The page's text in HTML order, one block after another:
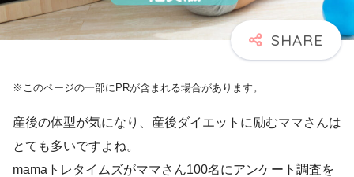
※このページの一部にPRが含まれる場合があります。
産後の体型が気になり、産後ダイエットに励むママさんは
とても多いですよね。
mamaトレタイムズがママさん100名にアンケート調査を